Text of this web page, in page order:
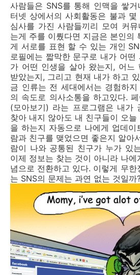
사람들은 SNS를 통해 인맥을 쌓
터넷 상에서의 사회활동은 불과
심사를 가진 사람들끼리 모여 커
는게 주를 이뤘다면 지금은 본인의
게 서로를 표현 할 수 있는 개인
로필에는 짧막한 문구로 내가 어떤
가 어떤 인생을 살아 왔는지, 어느
받았는지, 그리고 현재 내가 하고
금 인류는 전 세대에서는 경험하지
의 속도로 의사소통을 하고있다.
(모아보기) 라는 프로그램은 내가
찾아 내지 않아도 내 친구들이 오
을 하는지 자동으로 나에게 업데이
람과 친구를 맺었으면 좋은지 알아
람이 나와 공통된 친구가 누가 있
이제 정보는 찾는 것이 아니라 나
념으로 전환하고 있다. 이렇게 무한
는 SNS의 문제는 과연 없는 것일까